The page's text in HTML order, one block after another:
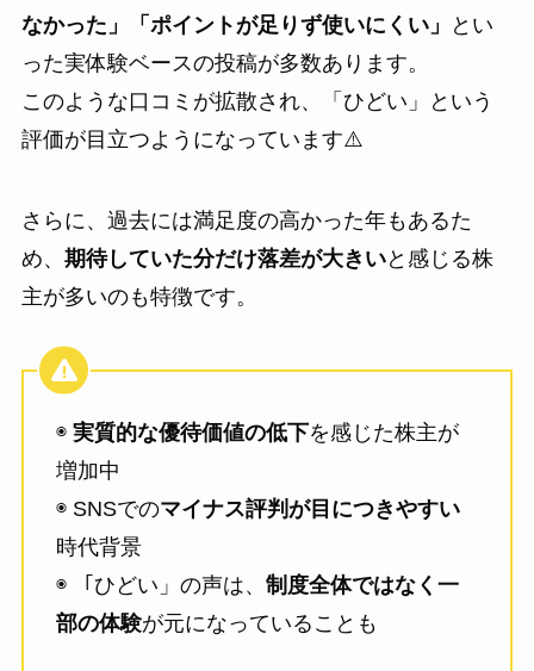
なかった」「ポイントが足りず使いにくい」
とい
った実体験ベースの投稿が多数あります。
このような口コミが拡散され、「ひどい」という
評価が目立つようになっています⚠️
さらに、過去には満足度の高かった年もあるた
め、 期待していた分だけ落差が大きいと感じる株
主が多いのも特徴です。
◉ 実質的な優待価値の低下を感じた株主が
増加中
◉ SNSでのマイナス評判が目につきやすい
時代背景
◉ 「ひどい」の声は、 制度全体ではなく一
部の体験が元になっていることも